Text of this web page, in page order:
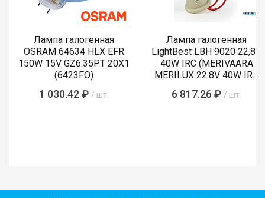
Лампа галогенная
OSRAM 64634 HLX EFR
150W 15V GZ6.35PT 20X1
(6423FO)
1 030.42 ₽ / шт.
Лампа галогенная
LightBest LBH 9020 22,8V
40W IRC (MERIVAARA
MERILUX 22.8V 40W IRC
6 817.26 ₽ / шт.